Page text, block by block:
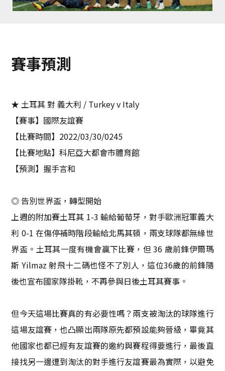
賽事預測
★ 土耳其 對 義大利 / Turkey v Italy
【賽事】國際友誼賽
【比賽時間】2022/03/30/0245
【比賽地點】科尼亞大都會市體育館
【預測】握手言和
◎ 告別世界盃，轉型開始
上週的附加賽土耳其 1-3 輸給葡萄牙，對手歐洲冠軍義大
利 0-1 在傷停補時階段輸給北馬其頓，兩支球隊都無緣世
界盃。土耳其一度有機會贏下比賽，但 36 歲前鋒伊爾瑪
斯 Yilmaz 射飛十二碼也怪不了別人，這位36歲的前鋒隨
後也宣布國家隊掛靴，不再參與日後土耳其賽事。
但今天這場比賽真的有必要性嗎？兩支被淘汰的球隊進行
這場友誼賽，也凸顯出兩隊原先都預設能夠晉級，畢竟其
他國家也都已經有友誼賽的邀約與賽程得要進行，最後直
接找另一邊遭到淘汰的對手進行友誼賽最為實際，以避免